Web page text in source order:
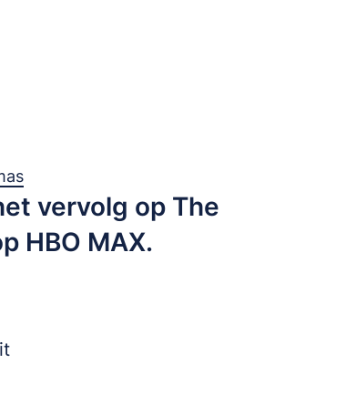
vervolg op The
HBO MAX.